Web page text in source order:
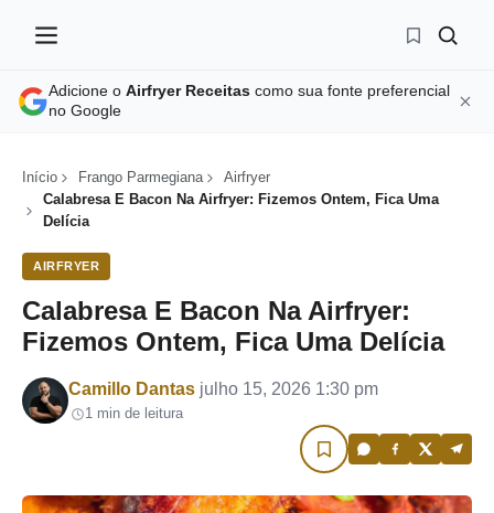
Adicione o Airfryer Receitas como sua fonte preferencial
no Google
Início Frango Parmegiana
Airfryer
Calabresa E Bacon Na Airfryer: Fizemos Ontem, Fica Uma
Delícia
AIRFRYER
Calabresa E Bacon Na Airfryer:
Fizemos Ontem, Fica Uma Delícia
Por
Camillo Dantas julho 15, 2026 1:30 pm
1 min de leitura